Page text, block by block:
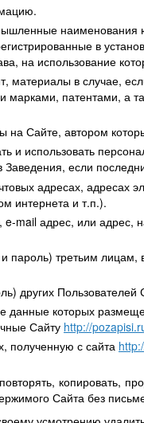
в
на использование
материалы в случае,
патентами, а
Сайте, автором
и использовать
если
адресах, адресах
интернета и т.п.).
e-mail адрес, или
третьим лицам,
других
данные которых
Сайту http://
полученную с сайта
копировать,
Сайта без